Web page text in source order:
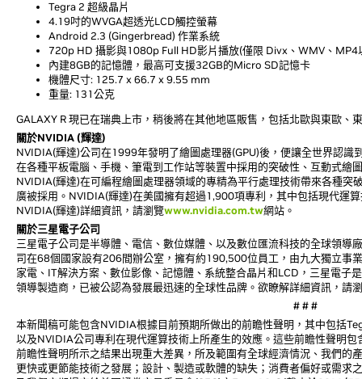
Tegra 2 超級晶片
4.19吋的WVGA超透光LCD觸控螢幕
Android 2.3 (Gingerbread) 作業系統
720p HD 攝影與1080p Full HD影片播放(僅限 Divx、WMV、MP4
內建8GB的記憶體，最高可支援32GB的Micro SD記憶卡
機體尺寸: 125.7 x 66.7 x 9.55 mm
重量: 131公克
GALAXY R 現已在瑞典上市，稍後將在其他地區販售，包括北歐與東歐、
關於NVIDIA (輝達)
NVIDIA(輝達)公司在1999年發明了繪圖處理器(GPU)後，便讓全世界認
在各種平板電腦、手機、筆電到工作站等裝置中採用的突破性、互動式繪
NVIDIA(輝達)在可編程繪圖處理器領域的專精為平行處理技術帶來各種突
廣被採用。NVIDIA(輝達)在美國擁有超過1,900項專利，其中包括現代運
NVIDIA(輝達)詳細資訊，請瀏覽www.nvidia.com.tw網站。
關於三星電子公司
三星電子公司是半導體、電信、數位媒體、以及數位匯流科技的全球領
司在68個國家設有206間辦公室，擁有約190,500位員工，由九大獨立事
家電、IT解決方案、數位影像、記憶體、系統整合晶片和LCD，三星電子
領導製造商，已被公認為發展最迅速的全球性品牌。欲瞭解詳細資訊，請
# # #
本新聞稿可能包含NVIDIA根據目前預期所做出的前瞻性聲明，其中包括
以及NVIDIA公司專利在現代運算技術上所產生的效應。這些前瞻性聲明
前瞻性聲明所示之結果出現重大差異，所及範圍有全球經濟情況、我們
更快或更節能技術之發展；設計、製造或軟體的缺失；消費者偏好或需